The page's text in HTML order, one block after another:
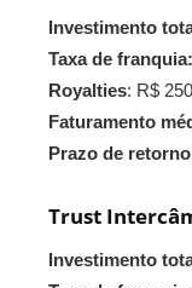
Investimento
Taxa de franquia:
Royalties: R$
Faturamento
Prazo de
Trust
Investimento